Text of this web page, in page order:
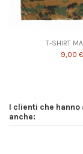
T-SHIRT
9,00 €
I clienti che
anche: